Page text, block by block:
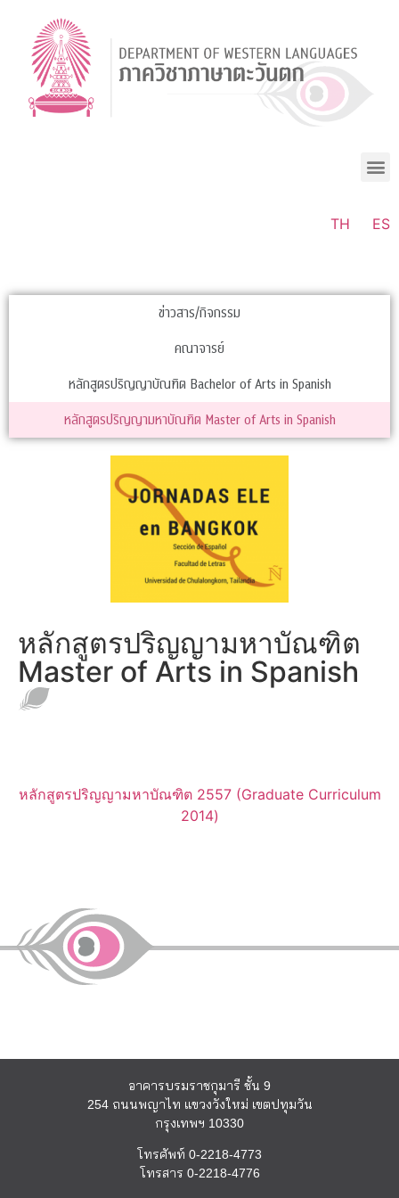
TH ES
ข่าวสาร/กิจกรรม
คณาจารย์
หลักสูตรปริญญาบัณฑิต Bachelor of Arts in Spanish
หลักสูตรปริญญามหาบัณฑิต Master of Arts in Spanish
หลักสูตรปริญญามหาบัณฑิต
Master of Arts in Spanish
หลักสูตรปริญญามหาบัณฑิต 2557 (Graduate Curriculum
2014)
อาคารบรมราชกุมารี ชั้น 9
254 ถนนพญาไท แขวงวังใหม่ เขตปทุมวัน
กรุงเทพฯ 10330
โทรศัพท์ 0-2218-4773
โทรสาร 0-2218-4776